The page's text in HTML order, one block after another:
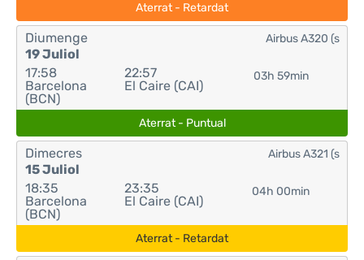
Aterrat - Retardat
Diumenge
19 Juliol
17:58
Barcelona
(BCN)
22:57
El Caire (CAI)
03h 59min
Airbus A320 (s
Aterrat - Puntual
Dimecres
15 Juliol
18:35
Barcelona
(BCN)
23:35
El Caire (CAI)
04h 00min
Airbus A321 (s
Aterrat - Retardat